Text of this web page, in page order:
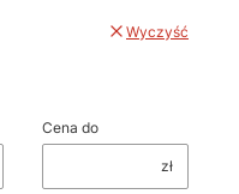
Wyczyść
Cena do
zł